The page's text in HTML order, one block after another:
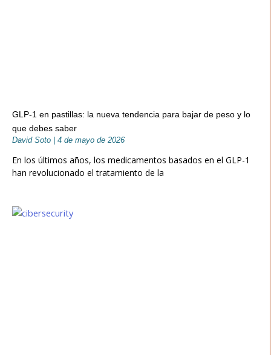
GLP-1 en pastillas: la nueva tendencia para bajar de peso y lo
que debes saber
David Soto 4 de mayo de 2026
En los últimos años, los medicamentos basados en el GLP-1
han revolucionado el tratamiento de la